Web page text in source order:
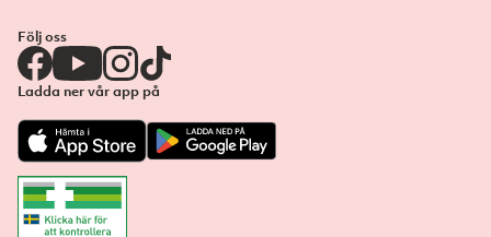
Följ oss
Ladda ner vår app på